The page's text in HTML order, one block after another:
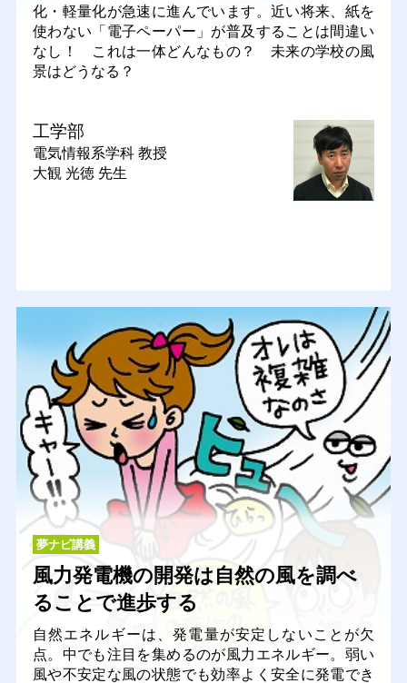
化・軽量化が急速に進んでいます。近い将来、紙を
使わない「電子ペーパー」が普及することは間違い
なし！ これは一体どんなもの？ 未来の学校の風
景はどうなる？
工学部
電気情報系学科 教授
大観 光徳 先生
夢ナビ講義
風力発電機の開発は自然の風を調べ
ることで進歩する
自然エネルギーは、発電量が安定しないことが欠
点。中でも注目を集めるのが風力エネルギー。弱い
風や不安定な風の状態でも効率よく安全に発電でき